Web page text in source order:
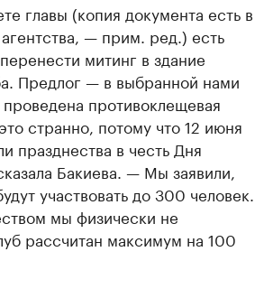
главы (копия документа есть в
— прим. ред.) есть
митинг в здание
Предлог — в выбранной нами
противоклещевая
странно, потому что 12 июня
празднества в честь Дня
Бакиева. — Мы заявили,
участвовать до 300 человек.
мы физически не
рассчитан максимум на 100